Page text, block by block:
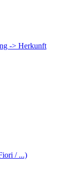
-> Herkunft
/ ...)